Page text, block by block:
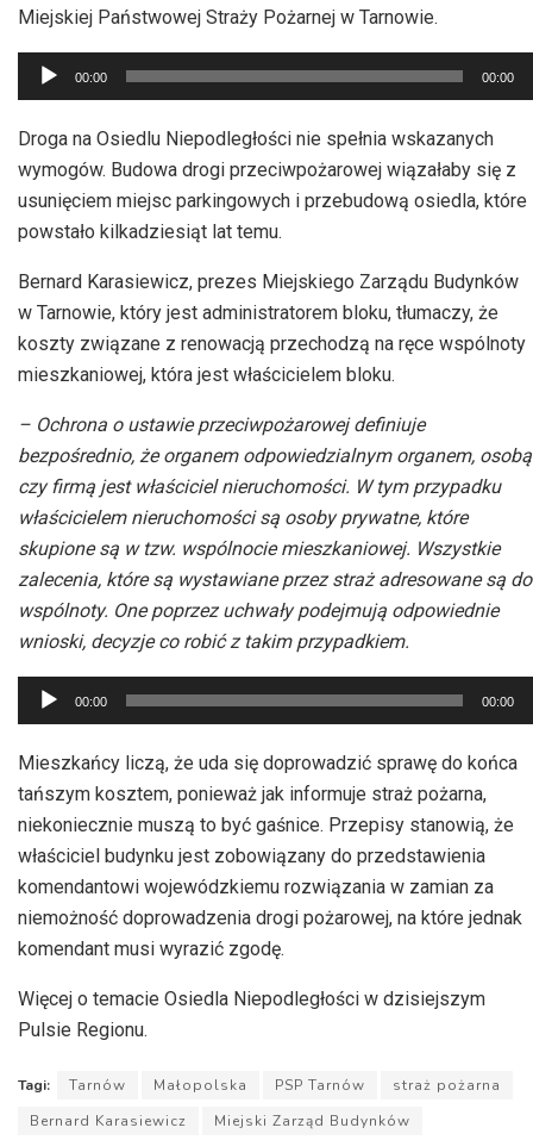
Miejskiej Państwowej Straży Pożarnej w Tarnowie.
Odtwarzacz
plików
dźwiękowych
00:00 00:00
Droga na Osiedlu Niepodległości nie spełnia wskazanych
wymogów. Budowa drogi przeciwpożarowej wiązałaby się z
usunięciem miejsc parkingowych i przebudową osiedla, które
powstało kilkadziesiąt lat temu.
Bernard Karasiewicz, prezes Miejskiego Zarządu Budynków
w Tarnowie, który jest administratorem bloku, tłumaczy, że
koszty związane z renowacją przechodzą na ręce wspólnoty
mieszkaniowej, która jest właścicielem bloku.
– Ochrona o ustawie przeciwpożarowej definiuje
bezpośrednio, że organem odpowiedzialnym organem, osobą
czy firmą jest właściciel nieruchomości. W tym przypadku
właścicielem nieruchomości są osoby prywatne, które
skupione są w tzw. wspólnocie mieszkaniowej. Wszystkie
zalecenia, które są wystawiane przez straż adresowane są do
wspólnoty. One poprzez uchwały podejmują odpowiednie
wnioski, decyzje co robić z takim przypadkiem.
Odtwarzacz
plików
dźwiękowych
00:00 00:00
Mieszkańcy liczą, że uda się doprowadzić sprawę do końca
tańszym kosztem, ponieważ jak informuje straż pożarna,
niekoniecznie muszą to być gaśnice. Przepisy stanowią, że
właściciel budynku jest zobowiązany do przedstawienia
komendantowi wojewódzkiemu rozwiązania w zamian za
niemożność doprowadzenia drogi pożarowej, na które jednak
komendant musi wyrazić zgodę.
Więcej o temacie Osiedla Niepodległości w dzisiejszym
Pulsie Regionu.
Tagi: Tarnów Małopolska PSP Tarnów
straż pożarna
Bernard Karasiewicz
Miejski Zarząd Budynków